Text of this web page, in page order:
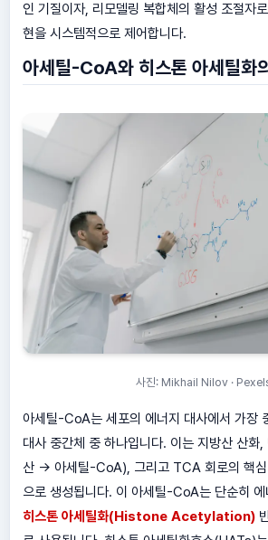
인 기질이자, 리모델링 복합체의 활성 조절자
현을 시스템적으로 제어합니다.
아세틸-CoA와 히스톤 아세틸화
사진: Mikhail Nilov ·
아세틸-CoA는 세포의 에너지 대사에서 가장
대사 중간체 중 하나입니다. 이는 지방산 산화
산 → 아세틸-CoA), 그리고 TCA 회로의 핵심
으로 생성됩니다. 이 아세틸-CoA는 단순히
히스톤 아세틸화(Histone Acetylation)